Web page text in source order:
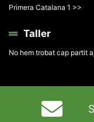
Primera Catalana 1 >>
Taller
No hem trobat cap partit